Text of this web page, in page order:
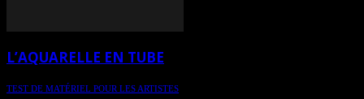
L’AQUARELLE EN TUBE
TEST DE MATÉRIEL POUR LES ARTISTES